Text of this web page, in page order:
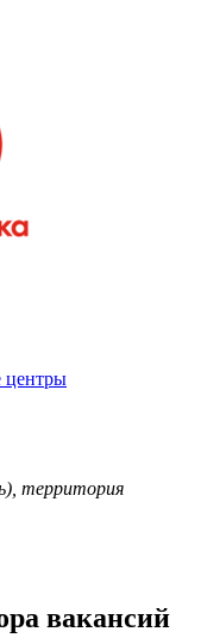
центры
территория
вакансий